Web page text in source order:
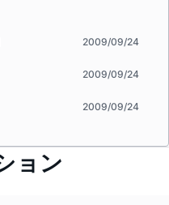
2009/09/24
2009/09/24
2009/09/24
ョン